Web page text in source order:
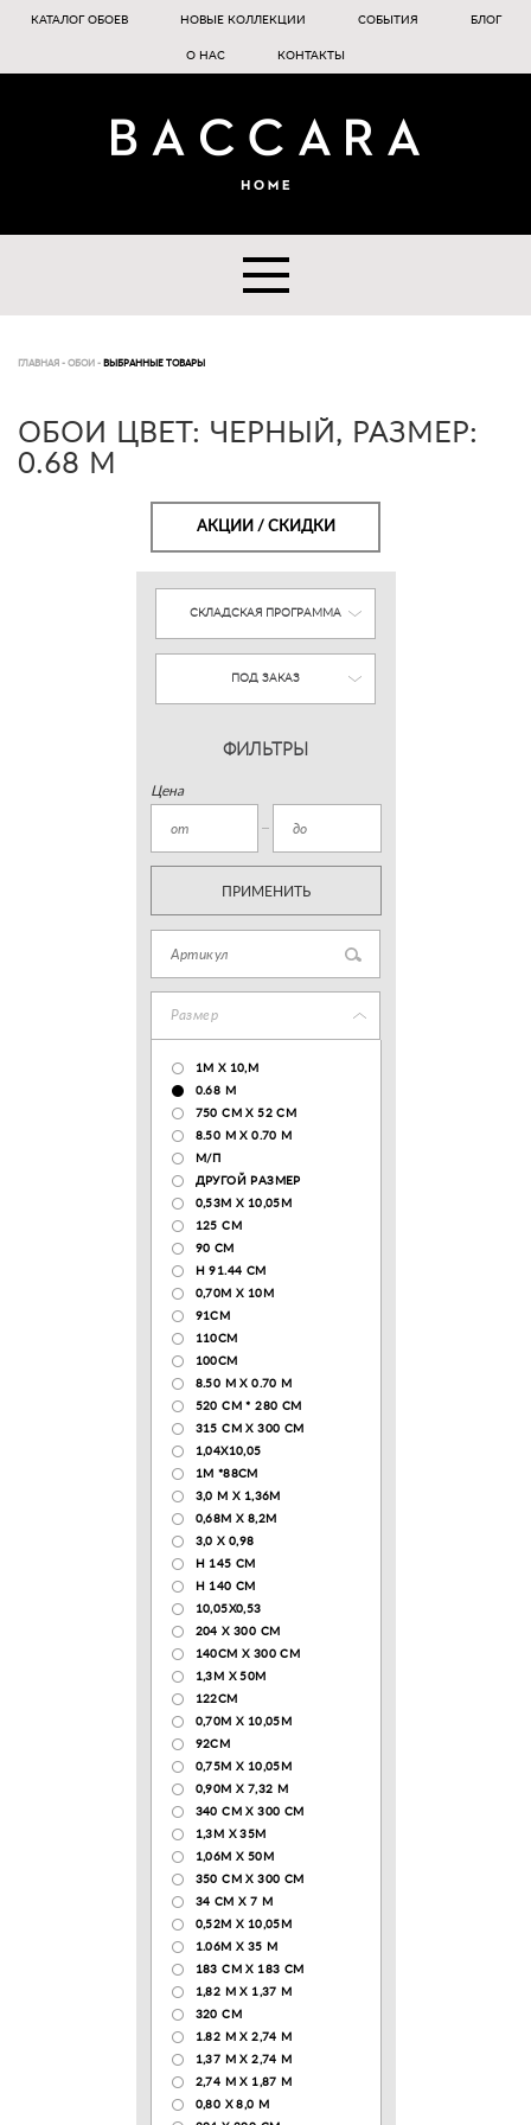
КАТАЛОГ ОБОЕВ НОВЫЕ КОЛЛЕКЦИИ СОБЫТИЯ БЛОГ
О НАС КОНТАКТЫ
ГЛАВНАЯ - ОБОИ - ВЫБРАННЫЕ ТОВАРЫ
ОБОИ ЦВЕТ: ЧЕРНЫЙ, РАЗМЕР:
0.68 M
АКЦИИ / СКИДКИ
СКЛАДСКАЯ ПРОГРАММА
ПОД ЗАКАЗ
ФИЛЬТРЫ
Цена
ПРИМЕНИТЬ
Размер
1М Х 10,М
0.68 M
750 CM X 52 CM
8.50 М X 0.70 М
М/П
ДРУГОЙ РАЗМЕР
0,53М Х 10,05М
125 CM
90 СМ
H 91.44 CM
0,70М Х 10М
91СМ
110CM
100CM
8.50 M X 0.70 M
520 СМ * 280 СМ
315 CM X 300 CM
1,04X10,05
1М *88СМ
3,0 М Х 1,36М
0,68М Х 8,2М
3,0 Х 0,98
H 145 CM
H 140 CM
10,05Х0,53
204 Х 300 СМ
140CM X 300 CM
1,3М Х 50М
122СМ
0,70М Х 10,05М
92CM
0,75М Х 10,05М
0,90М Х 7,32 М
340 CM X 300 CM
1,3M X 35M
1,06M X 50M
350 CM X 300 CM
34 CM X 7 M
0,52М Х 10,05М
1.06M X 35 M
183 СМ Х 183 СМ
1,82 М Х 1,37 М
320 CM
1.82 М Х 2,74 М
1,37 М Х 2,74 М
2,74 М Х 1,87 М
0,80 Х 8,0 М